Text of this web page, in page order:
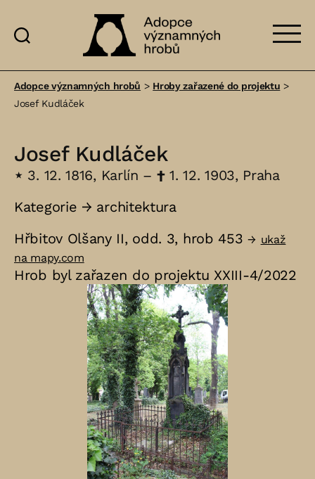
významných
Adopce významných hrobů > Hroby zařazené do projektu >
Josef Kudláček
Josef Kudláček
⋆ 3. 12. 1816, Karlín – †1. 12. 1903, Praha
Kategorie → architektura
Hřbitov Olšany II, odd. 3, hrob 453→ ukaž
na mapy.com
Hrob byl zařazen do projektu XXIII-4/2022